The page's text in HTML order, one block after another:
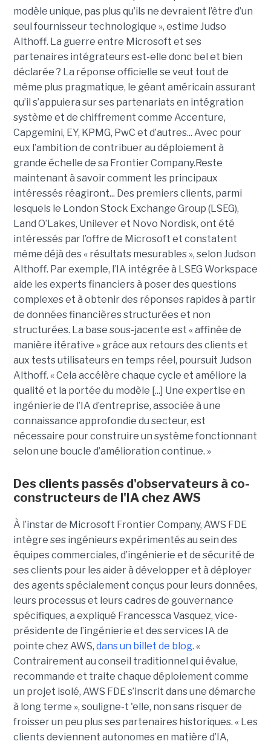
modèle unique, pas plus qu’ils ne devraient l’être d’un
seul fournisseur technologique », estime Judso
Althoff. La guerre entre Microsoft et ses
partenaires intégrateurs est-elle donc bel et bien
déclarée ? La réponse officielle se veut tout de
même plus pragmatique, le géant américain assurant
qu’il s’appuiera sur ses partenariats en intégration
système et de chiffrement comme Accenture,
Capgemini, EY, KPMG, PwC et d’autres... Avec pour
eux l’ambition de contribuer au déploiement à
grande échelle de sa Frontier Company.Reste
maintenant à savoir comment les principaux
intéressés réagiront... Des premiers clients, parmi
lesquels le London Stock Exchange Group (LSEG),
Land O’Lakes, Unilever et Novo Nordisk, ont été
intéressés par l’offre de Microsoft et constatent
même déjà des « résultats mesurables », selon Judson
Althoff. Par exemple, l’IA intégrée à LSEG Workspace
aide les experts financiers à poser des questions
complexes et à obtenir des réponses rapides à partir
de données financières structurées et non
structurées. La base sous-jacente est « affinée de
manière itérative » grâce aux retours des clients et
aux tests utilisateurs en temps réel, poursuit Judson
Althoff. « Cela accélère chaque cycle et améliore la
qualité et la portée du modèle [...] Une expertise en
ingénierie de l’IA d’entreprise, associée à une
connaissance approfondie du secteur, est
nécessaire pour construire un système fonctionnant
selon une boucle d’amélioration continue. »
Des clients passés d'observateurs à co-
constructeurs de l'IA chez AWS
À l’instar de Microsoft Frontier Company, AWS FDE
intègre ses ingénieurs expérimentés au sein des
équipes commerciales, d’ingénierie et de sécurité de
ses clients pour les aider à développer et à déployer
des agents spécialement conçus pour leurs données,
leurs processus et leurs cadres de gouvernance
spécifiques, a expliqué Francessca Vasquez, vice-
présidente de l’ingénierie et des services IA de
pointe chez AWS, dans un billet de blog. «
Contrairement au conseil traditionnel qui évalue,
recommande et traite chaque déploiement comme
un projet isolé, AWS FDE s’inscrit dans une démarche
à long terme », souligne-t 'elle, non sans risquer de
froisser un peu plus ses partenaires historiques. « Les
clients deviennent autonomes en matière d’IA,